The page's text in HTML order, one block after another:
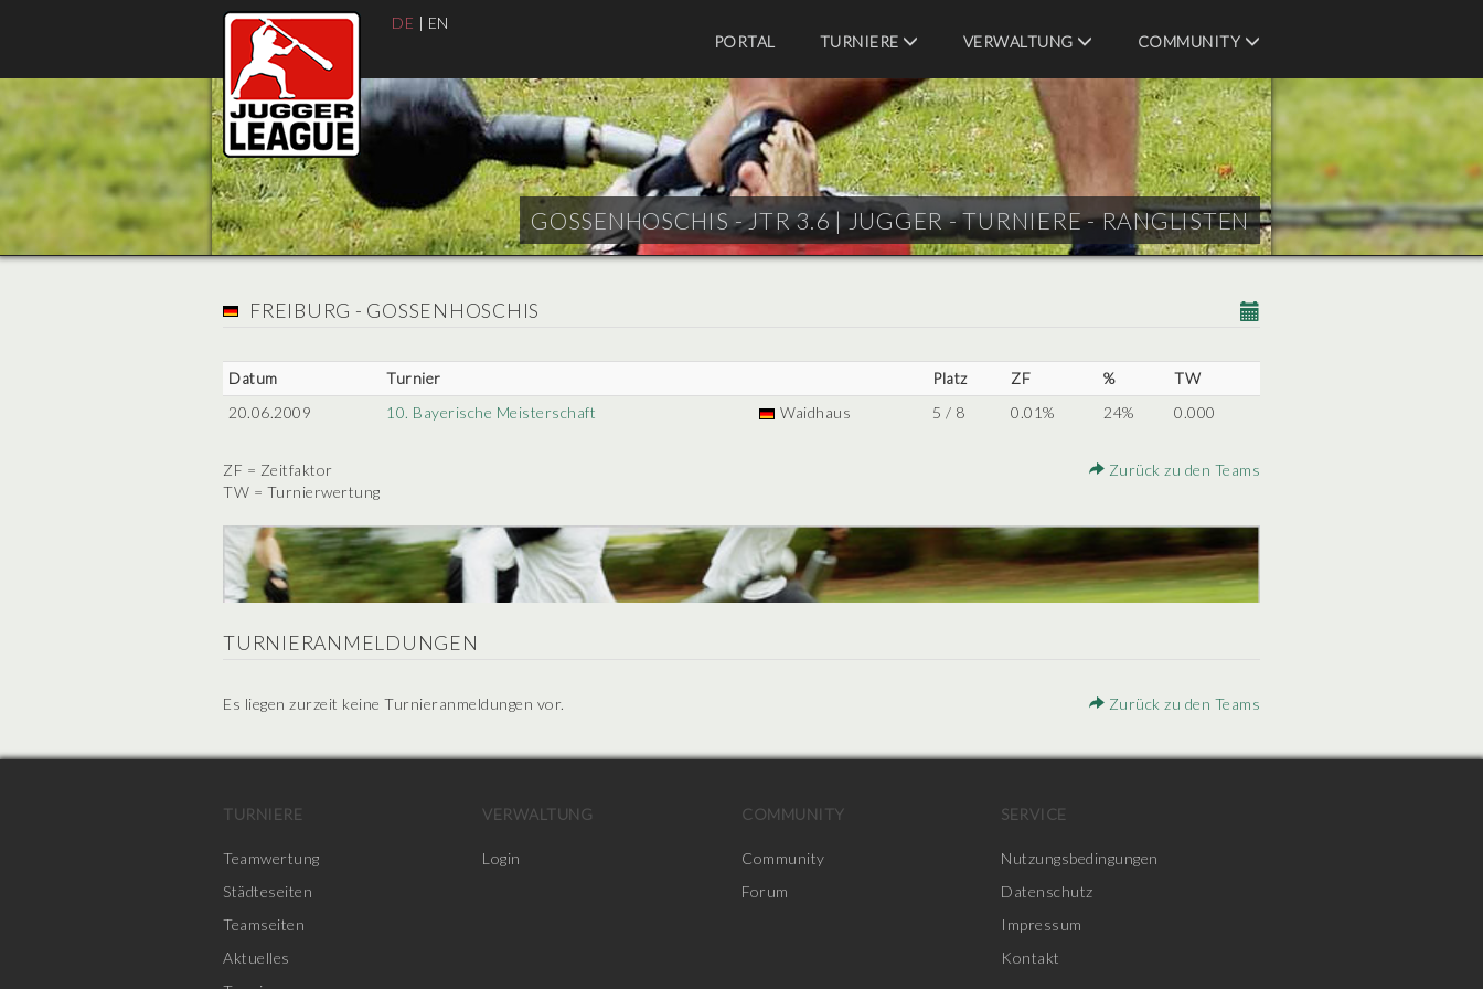
DE | EN
PORTAL
TURNIERE VERWALTUNG COMMUNITY
GOSSENHOSCHIS - JTR 3.6 |JUGGER - TURNIERE - RANGLISTEN
FREIBURG - GOSSENHOSCHIS
Datum Turnier Platz ZF %
TW
20.06.2009
10. Bayerische Meisterschaft Waidhaus 5 / 8 0.01% 24% 0.000
ZF = Zeitfaktor
TW = Turnierwertung
Zurück zu den Teams
TURNIERANMELDUNGEN
Es liegen zurzeit keine Turnieranmeldungen vor. Zurück zu den Teams
TURNIERE
Teamwertung
Städteseiten
Teamseiten
Aktuelles
VERWALTUNG
Login
COMMUNITY
Community
Forum
SERVICE
Nutzungsbedingungen
Datenschutz
Impressum
Kontakt